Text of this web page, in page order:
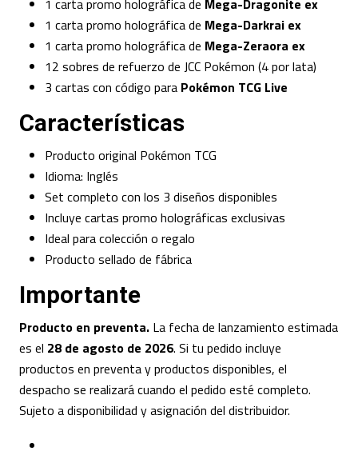
1 carta promo holográfica de Mega-Dragonite ex
1 carta promo holográfica de Mega-Darkrai ex
1 carta promo holográfica de Mega-Zeraora ex
12 sobres de refuerzo de JCC Pokémon (4 por lata)
3 cartas con código para Pokémon TCG Live
Características
Producto original Pokémon TCG
Idioma: Inglés
Set completo con los 3 diseños disponibles
Incluye cartas promo holográficas exclusivas
Ideal para colección o regalo
Producto sellado de fábrica
Importante
Producto en preventa. La fecha de lanzamiento estimada
es el 28 de agosto de 2026. Si tu pedido incluye
productos en preventa y productos disponibles, el
despacho se realizará cuando el pedido esté completo.
Sujeto a disponibilidad y asignación del distribuidor.